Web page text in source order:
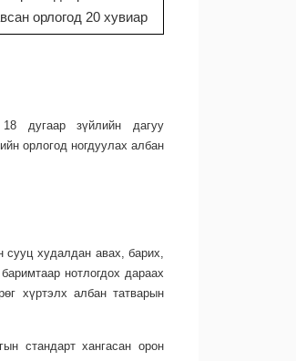
орлогод 20 хувиар
дугаар зүйлийн дагуу
орлогод ногдуулах албан
сууц худалдан авах, барих,
нотлогдох дараах
хүртэлх албан татварын
стандарт хангасан орон